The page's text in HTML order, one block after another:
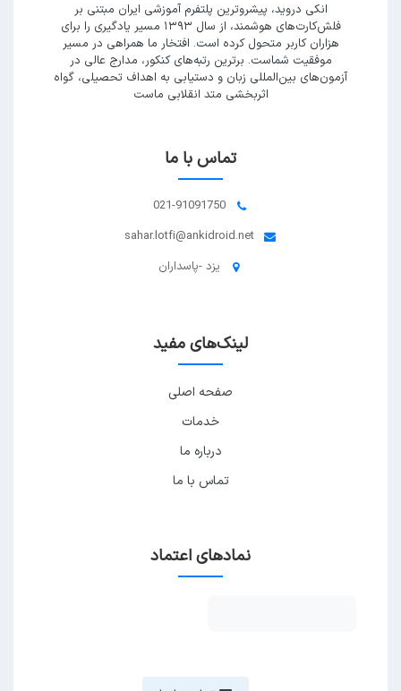
انکی دروید، پیشروترین پلتفرم آموزشی ایران مبتنی بر
فلش‌کارت‌های هوشمند، از سال ۱۳۹۳ مسیر یادگیری را برای
هزاران کاربر متحول کرده است. افتخار ما همراهی در مسیر
موفقیت شماست. برترین رتبه‌های کنکور، مدارج عالی در
آزمون‌های بین‌المللی زبان و دستیابی به اهداف تحصیلی، گواه
اثربخشی متد انقلابی ماست
تماس با ما
021-91091750
sahar.lotfi@ankidroid.net
یزد -پاسداران
لینک‌های مفید
صفحه اصلی
خدمات
درباره ما
تماس با ما
نمادهای اعتماد